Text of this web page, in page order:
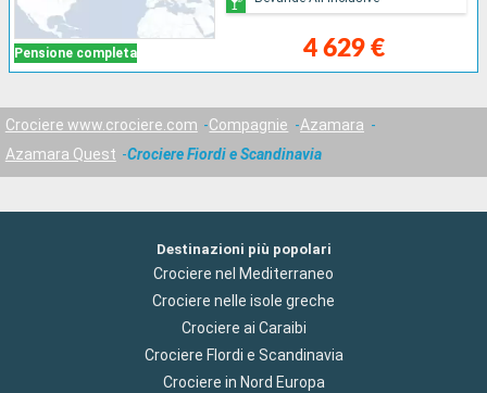
Pensione completa 4 629 €
Crociere www.crociere.com Compagnie
Azamara
Azamara Quest
Crociere Fiordi e Scandinavia
Destinazioni più popolari
Crociere nel Mediterraneo
Crociere nelle isole greche
Crociere ai Caraibi
Crociere Flordi e Scandinavia
Crociere in Nord Europa